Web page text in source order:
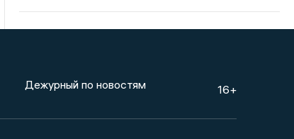
Дежурный по новостям 16+